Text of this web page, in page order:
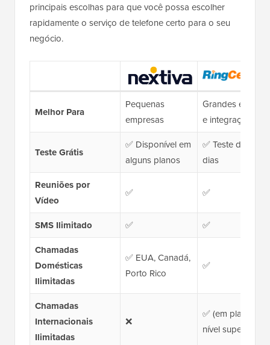
principais escolhas para que você possa escolher
rapidamente o serviço de telefone certo para o seu
negócio.
Melhor Para
Pequenas
empresas
Grandes equipes
e integrações
Teste Grátis
✅ Disponível em
alguns planos
✅ Teste de 14
dias
Reuniões por
Vídeo
✅ ✅
SMS Ilimitado ✅
✅
Chamadas
Domésticas
Ilimitadas
✅ EUA, Canadá,
Porto Rico
✅
Chamadas
Internacionais
Ilimitadas
❌
✅ (em planos de
nível superior)